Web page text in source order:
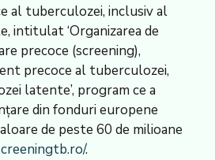
al tuberculozei, inclusiv al
intitulat ‘Organizarea de
precoce (screening),
precoce al tuberculozei,
latente’, program ce a
din fonduri europene
de peste 60 de milioane
.